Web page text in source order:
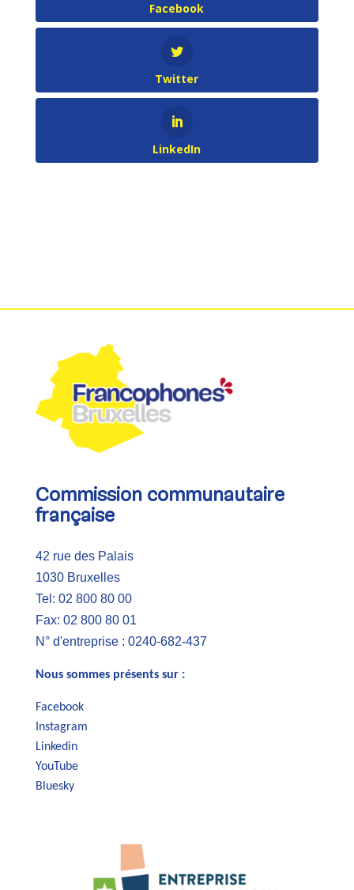
Facebook
Twitter
LinkedIn
Commission communautaire
française
42 rue des Palais
1030 Bruxelles
Tel: 02 800 80 00
Fax: 02 800 80 01
N° d'entreprise : 0240-682-437
Nous sommes présents sur :
Facebook
Instagram
Linkedin
YouTube
Bluesky